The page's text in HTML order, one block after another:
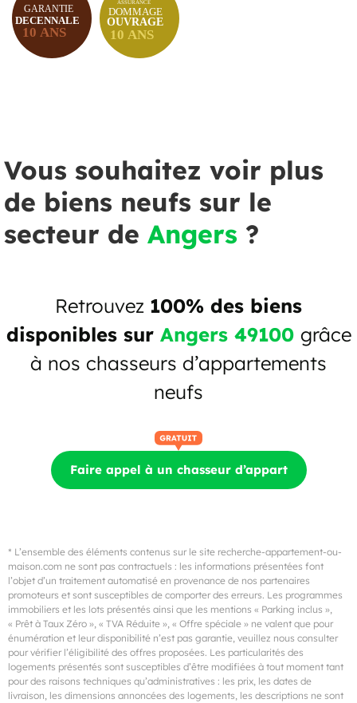
Vous souhaitez voir plus
de biens neufs sur le
secteur de Angers ?
Retrouvez 100% des biens
disponibles sur Angers 49100 grâce
à nos chasseurs d’appartements
neufs
Faire appel à un chasseur d’appart
* L’ensemble des éléments contenus sur le site recherche-appartement-ou-
maison.com ne sont pas contractuels : les informations présentées font
l’objet d’un traitement automatisé en provenance de nos partenaires
promoteurs et sont susceptibles de comporter des erreurs. Les programmes
immobiliers et les lots présentés ainsi que les mentions « Parking inclus »,
« Prêt à Taux Zéro », « TVA Réduite », « Offre spéciale » ne valent que pour
énumération et leur disponibilité n’est pas garantie, veuillez nous consulter
pour vérifier l’éligibilité des offres proposées. Les particularités des
logements présentés sont susceptibles d’être modifiées à tout moment tant
pour des raisons techniques qu’administratives : les prix, les dates de
livraison, les dimensions annoncées des logements, les descriptions ne sont